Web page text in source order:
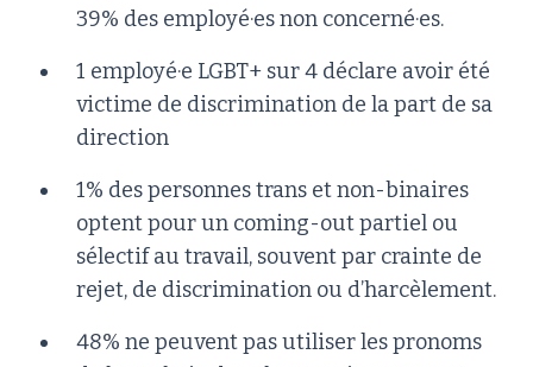
39% des employé·es non concerné·es.
1 employé·e LGBT+ sur 4 déclare avoir été
victime de discrimination de la part de sa
direction
1% des personnes trans et non-binaires
optent pour un coming-out partiel ou
sélectif au travail, souvent par crainte de
rejet, de discrimination ou d’harcèlement.
48% ne peuvent pas utiliser les pronoms